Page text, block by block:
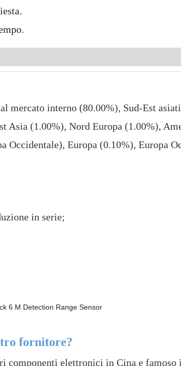
mercato interno (80.00%), Sud-Est
Asia (1.00%), Nord Europa (1.00%),
Occidentale), Europa (0.10%), Europa
in serie;
fornitore?
componenti elettronici in Cina e